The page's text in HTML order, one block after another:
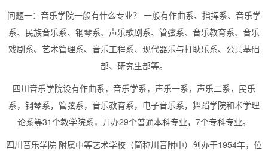
问题一：音乐学院一般有什么专业？ 一般有作曲系、指挥系、音乐学
系、民族音乐系、钢琴系、声乐歌剧系、管弦系、音乐教育系、音乐
戏剧系、艺术管理系、音乐工程系、现代器乐与打耿乐系、公共基础
部、研究生部等。
四川音乐学院设有作曲系，音乐学系，声乐一系，声乐二系，民乐
系，钢琴系，管弦系，音乐教育系，电子音乐系，舞蹈学院和术学理
论系等31个教学院系，开办29个普通本科专业，7个专科专业。
四川音乐学院 附属中等艺术学校（简称川音附中）创办于1954年，位